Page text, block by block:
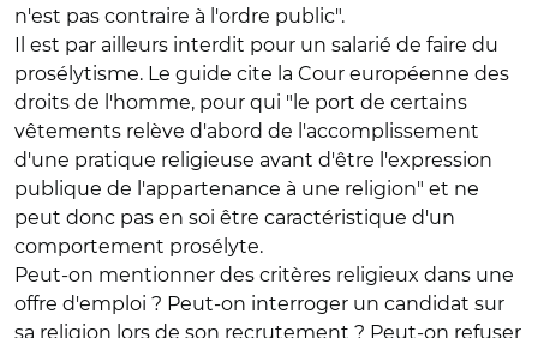
n'est pas contraire à l'ordre public".
Il est par ailleurs interdit pour un salarié de faire du
prosélytisme. Le guide cite la Cour européenne des
droits de l'homme, pour qui "le port de certains
vêtements relève d'abord de l'accomplissement
d'une pratique religieuse avant d'être l'expression
publique de l'appartenance à une religion" et ne
peut donc pas en soi être caractéristique d'un
comportement prosélyte.
Peut-on mentionner des critères religieux dans une
offre d'emploi ? Peut-on interroger un candidat sur
sa religion lors de son recrutement ? Peut-on refuser